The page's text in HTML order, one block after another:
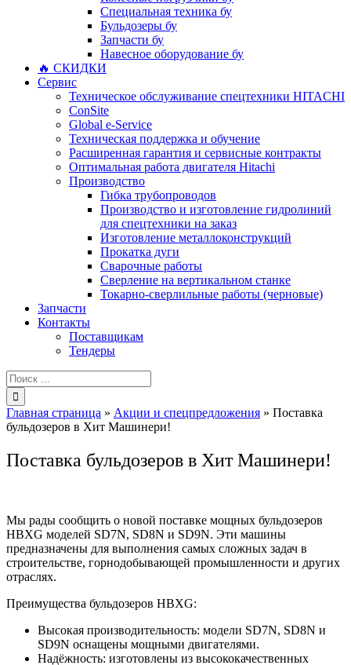
Специальная техника бу
Бульдозеры бу
Запчасти бу
Навесное оборудование бу
🔥 СКИДКИ
Сервис
Техническое обслуживание спецтехники HITACHI
ConSite
Global e-Service
Техническая поддержка и обучение
Расширенная гарантия и сервисные контракты
Оптимальная работа двигателя Hitachi
Производство
Гибка трубопроводов
Производство и изготовление гидролиний
для спецтехники на заказ
Изготовление металлоконструкций
Прокатка дуги
Сварочные работы
Сверление на вертикальном станке
Токарно-сверлильные работы (черновые)
Запчасти
Контакты
Поставщикам
Тендеры
Результат
поиска:
Главная страница » Акции и спецпредложения » Поставка
бульдозеров в Хит Машинери!
Поставка бульдозеров в Хит Машинери!
Мы рады сообщить о новой поставке мощных бульдозеров
HBXG моделей SD7N, SD8N и SD9N. Эти машины
предназначены для выполнения самых сложных задач в
строительстве, горнодобывающей промышленности и других
отраслях.
Преимущества бульдозеров HBXG:
Высокая производительность: модели SD7N, SD8N и
SD9N оснащены мощными двигателями.
Надёжность: изготовлены из высококачественных